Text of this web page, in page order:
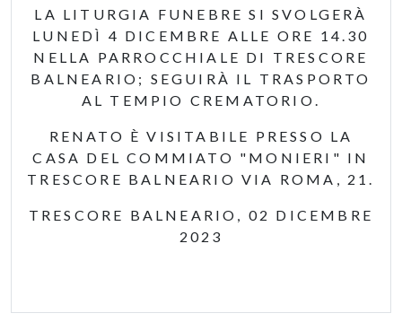
LA LITURGIA FUNEBRE SI SVOLGERÀ
LUNEDÌ 4 DICEMBRE ALLE ORE 14.30
NELLA PARROCCHIALE DI TRESCORE
BALNEARIO; SEGUIRÀ IL TRASPORTO
AL TEMPIO CREMATORIO.
RENATO È VISITABILE PRESSO LA
CASA DEL COMMIATO "MONIERI" IN
TRESCORE BALNEARIO VIA ROMA, 21.
TRESCORE BALNEARIO, 02 DICEMBRE
2023